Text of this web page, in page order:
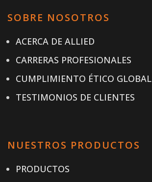
SOBRE NOSOTROS
ACERCA DE ALLIED
CARRERAS PROFESIONALES
CUMPLIMIENTO ÉTICO GLOBAL
TESTIMONIOS DE CLIENTES
NUESTROS PRODUCTOS
PRODUCTOS